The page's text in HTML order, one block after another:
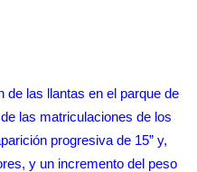
de las llantas en el parque de
las matriculaciones de los
progresiva de 15” y,
y un incremento del peso